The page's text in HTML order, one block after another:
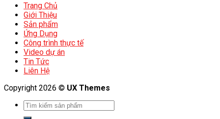
Trang Chủ
Giới Thiệu
Sản phẩm
Ứng Dụng
Công trình thực tế
Video dự án
Tin Tức
Liên Hệ
Copyright 2026 © UX Themes